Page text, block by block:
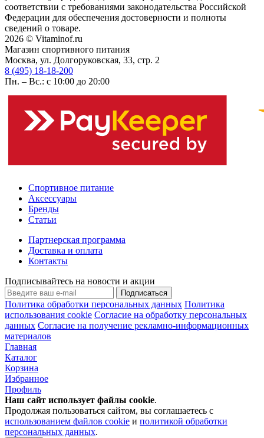
соответствии с требованиями законодательства Российской
Федерации для обеспечения достоверности и полноты
сведений о товаре.
2026 © Vitaminof.ru
Магазин спортивного питания
Москва, ул. Долгоруковская, 33, стр. 2
8 (495) 18-18-200
Пн. – Вс.: с 10:00 до 20:00
Спортивное питание
Аксессуары
Бренды
Статьи
Партнерская программа
Доставка и оплата
Контакты
Подписывайтесь на новости и акции
Подписаться
Политика обработки персональных данных Политика
использования cookie Согласие на обработку персональных
данных Согласие на получение рекламно-информационных
материалов
Главная
Каталог
Корзина
Избранное
Профиль
Наш сайт использует файлы cookie.
Продолжая пользоваться сайтом, вы соглашаетесь с
использованием файлов cookie и политикой обработки
персональных данных.